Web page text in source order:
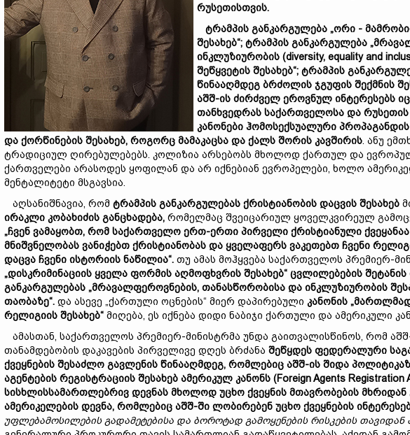
რუსეთისთვის.
ტრამპის განკარგულება „ორი -
შესახებ“; ტრამპის განკარგულება „
ინკლუზიურობის (diversity, equality and
შეწყვეტის შესახებ“; ტრამპის
წინააღმდეგ ბრძოლის ჯგუფის შექმნის
აშშ-ის ძირძველ ეროვნულ ინტერესებს
თანხვედრას საქართველოსა და
კანონები ჰომოსექსუალური
და ქორწინების შესახებ, როგორც მამაკაცსა და ქალს შორის კავშირის. ანუ
ტრადიციულ ღირებულებებს. კოლიზია არსებობს მხოლოდ ქართულ და
ქართველები არასოდეს ყოფილან და არ იქნებიან ევროპელები, ხოლო
მენტალიტეტი მსგავსია.
აღსანიშნავია, რომ ტრამპის განკარგულებას ქრისტიანობის დაცვის შესახებ
ირაკლი კობახიძის განცხადება, რომელმაც შვეიცარიულ ყოველკვირეულ
„ჩვენ ვამაყობთ, რომ საქართველო ერთ-ერთი პირველი ქრისტიანული
მნიშვნელობას ვანიჭებთ ქრისტიანობას და ყველაფერს ვაკეთებთ ჩვენი
დაცვა ჩვენი ისტორიის ნაწილია“. თუ ამას მოჰყვება საქართველოს პრემიერ-
„დისკრიმინაციის ყველა ფორმის აღმოფხვრის შესახებ“ ცვლილებების
განკარგულებას „მრავალფეროვნების, თანასწორობისა და ინკლუზიურობის
თაობაზე“. და ასევე „ქართული ოცნების“ მიერ დაპირებული კანონის „
რელიგიის შესახებ“ მიღება, ეს იქნება დიდი ნაბიჯი ქართული და ამერიკული
ამასთან, საქართველოს პრემიერ-მინისტრმა უნდა გაითვალისწინოს, რომ
თანამდებობის დაკავების პირველივე დღეს ბრძანა შეწყდეს ფედერალური
ქვეყნების შესაძლო გავლენის წინააღმდეგ, რომლებიც აშშ-ის შიდა
აგენტების რეგისტრაციის შესახებ ამერიკულ კანონს (Foreign Agents Registration
სისხლისსამართლებრივ დევნას მხოლოდ უცხო ქვეყნის მთავრობების მხრიდან
ამერიკელების დევნა, რომლებიც აშშ-ში ლობირებენ უცხო ქვეყნების
უფლებამოსილების გადამეტებისა და ბოროტად გამოყენების რისკების თავიდან